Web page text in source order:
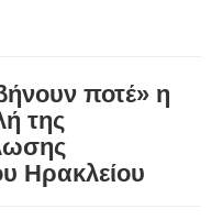
ποτέ» η
της
Ηρακλείου